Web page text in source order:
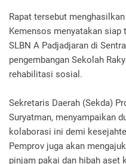
Rapat tersebut
Kemensos menyatakan
SLBN A Padjadjaran di
pengembangan Sekolah
rehabilitasi sosial.
Sekretaris Daerah (Sekda)
Suryatman, menyampaikan
kolaborasi ini demi
Pemprov juga akan
pinjam pakai dan hibah aset